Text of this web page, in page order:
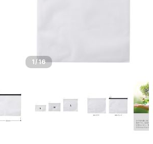
1 /16